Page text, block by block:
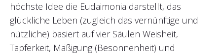
höchste Idee die Eudaimonia darstellt, das
glückliche Leben (zugleich das vernünftige und
nützliche) basiert auf vier Säulen Weisheit,
Tapferkeit, Mäßigung (Besonnenheit) und